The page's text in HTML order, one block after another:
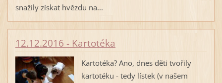
snažily získat hvězdu na...
12.12.2016 - Kartotéka
Kartotéka? Ano, dnes děti tvořily
kartotéku - tedy lístek (v našem